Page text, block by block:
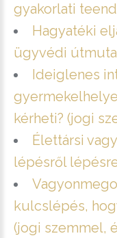
gyakorlati
Hagyatéki
ügyvédi
Ideiglenes
kérheti? (jogi
Élettársi
lépésről
kulcslépés,
(jogi szemmel,